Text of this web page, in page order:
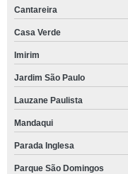
Cantareira
Casa Verde
Imirim
Jardim São Paulo
Lauzane Paulista
Mandaqui
Parada Inglesa
Parque São Domingos